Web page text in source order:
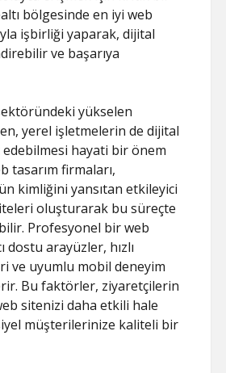
bölgesinde en iyi web
işbirliği yaparak, dijital
ve başarıya
yükselen
yerel işletmelerin de dijital
hayati bir önem
tasarım firmaları,
kimliğini yansıtan etkileyici
oluşturarak bu süreçte
Profesyonel bir web
dostu arayüzler, hızlı
ve uyumlu mobil deneyim
Bu faktörler, ziyaretçilerin
sitenizi daha etkili hale
müşterilerinize kaliteli bir